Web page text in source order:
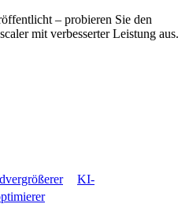
– probieren Sie den
mit verbesserter Leistung aus.
KI-